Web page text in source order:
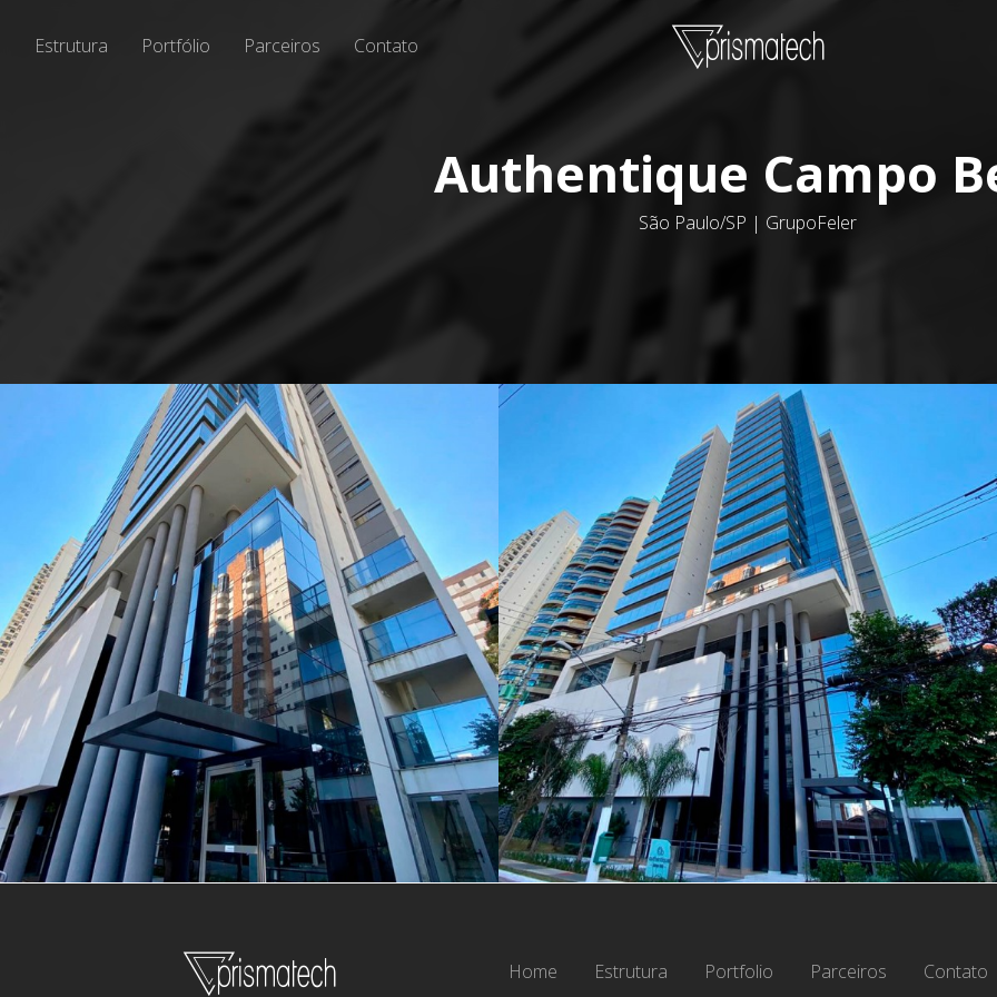
Estrutura Portfólio Parceiros Contato
Authentique Campo
São Paulo/SP | GrupoFeler
Home Estrutura Portfolio Parceiros Contato